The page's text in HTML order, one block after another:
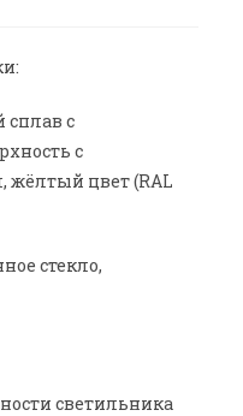
с
с
цвет (RAL
стекло,
светильника